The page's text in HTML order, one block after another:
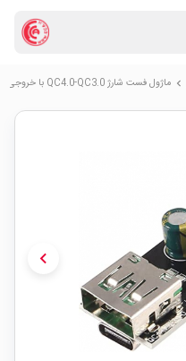
chevron_right ماژول فست شارژ QC4.0-QC3.0 با خروجی USB Type-C
chevron_left